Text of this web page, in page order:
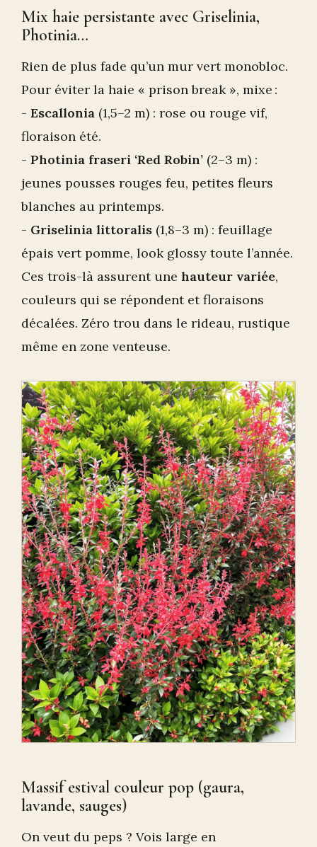
Mix haie persistante avec Griselinia,
Photinia…
Rien de plus fade qu’un mur vert monobloc.
Pour éviter la haie « prison break », mixe :
- Escallonia (1,5–2 m) : rose ou rouge vif,
floraison été.
- Photinia fraseri ‘Red Robin’ (2–3 m) :
jeunes pousses rouges feu, petites fleurs
blanches au printemps.
- Griselinia littoralis (1,8–3 m) : feuillage
épais vert pomme, look glossy toute l’année.
Ces trois-là assurent une hauteur variée,
couleurs qui se répondent et floraisons
décalées. Zéro trou dans le rideau, rustique
même en zone venteuse.
Massif estival couleur pop (gaura,
lavande, sauges)
On veut du peps ? Vois large en